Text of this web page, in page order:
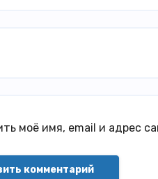
моё имя, email и адрес